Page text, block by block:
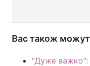
Вас також
"Дуже важко":